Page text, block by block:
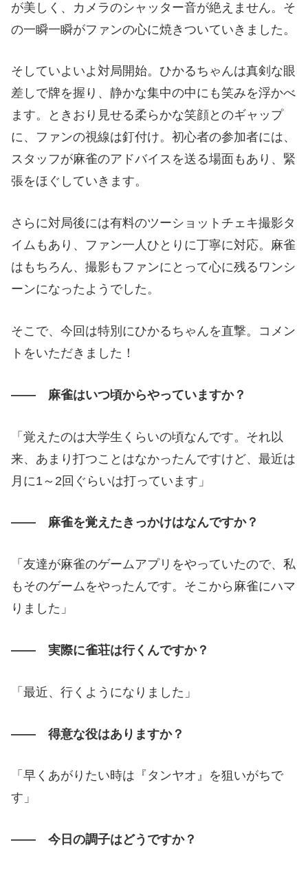
が美しく、カメラのシャッター音が絶えません。そ
の一瞬一瞬がファンの心に焼きついていきました。
そしていよいよ対局開始。ひかるちゃんは真剣な眼
差しで牌を握り、静かな集中の中にも笑みを浮かべ
ます。ときおり見せる柔らかな笑顔とのギャップ
に、ファンの視線は釘付け。初心者の参加者には、
スタッフが麻雀のアドバイスを送る場面もあり、緊
張をほぐしていきます。
さらに対局後には有料のツーショットチェキ撮影タ
イムもあり、ファン一人ひとりに丁寧に対応。麻雀
はもちろん、撮影もファンにとって心に残るワンシ
ーンになったようでした。
そこで、今回は特別にひかるちゃんを直撃。コメン
トをいただきました！
―― 麻雀はいつ頃からやっていますか？
「覚えたのは大学生くらいの頃なんです。それ以
来、あまり打つことはなかったんですけど、最近は
月に1～2回ぐらいは打っています」
―― 麻雀を覚えたきっかけはなんですか？
「友達が麻雀のゲームアプリをやっていたので、私
もそのゲームをやったんです。そこから麻雀にハマ
りました」
―― 実際に雀荘は行くんですか？
「最近、行くようになりました」
―― 得意な役はありますか？
「早くあがりたい時は『タンヤオ』を狙いがちで
す」
―― 今日の調子はどうですか？